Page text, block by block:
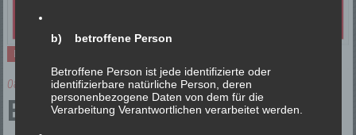
08/02/2026
B3 BMA SO
b) betroffene Person
Betroffene Person ist jede identifizierte oder
identifizierbare natürliche Person, deren
personenbezogene Daten von dem für die
Verarbeitung Verantwortlichen verarbeitet werden.